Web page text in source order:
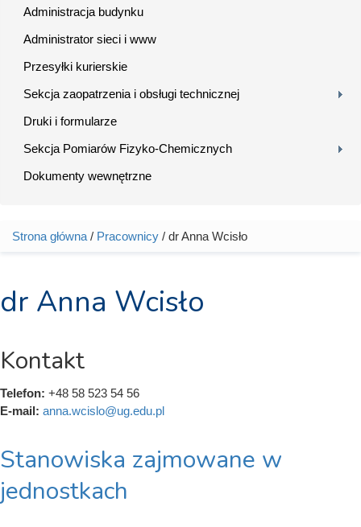
Administracja budynku
Administrator sieci i www
Przesyłki kurierskie
Sekcja zaopatrzenia i obsługi technicznej
Druki i formularze
Sekcja Pomiarów Fizyko-Chemicznych
Dokumenty wewnętrzne
Jesteś tutaj
Strona główna / Pracownicy / dr Anna Wcisło
dr Anna Wcisło
Kontakt
Telefon: +48 58 523 54 56
E-mail: anna.wcislo@ug.edu.pl
Stanowiska zajmowane w
jednostkach